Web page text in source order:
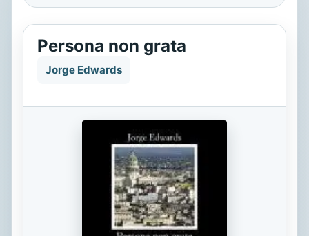
Persona non grata
Jorge Edwards